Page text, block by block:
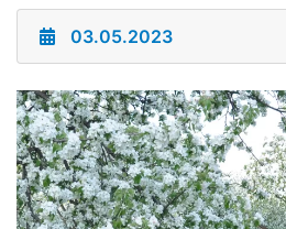
03.05.2023